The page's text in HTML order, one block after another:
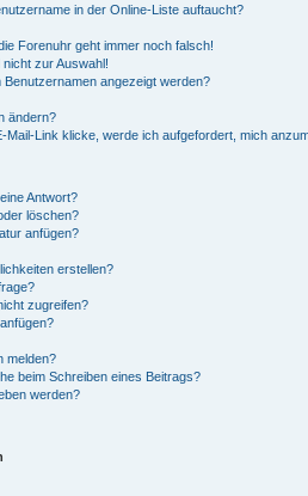
in der Online-Liste auftaucht?
Forenuhr geht immer noch falsch!
zur Auswahl!
angezeigt werden?
ändern?
Link klicke, werde ich aufgefordert, mich
Antwort?
löschen?
anfügen?
erstellen?
zugreifen?
melden?
beim Schreiben eines Beitrags?
werden?